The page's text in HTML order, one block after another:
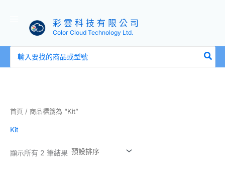
彩 雲 科 技 有 限 公 司
Color Cloud Technology Ltd.
尋：
首頁 / 商品標籤為 “Kit”
Kit
顯示所有 2 筆結果